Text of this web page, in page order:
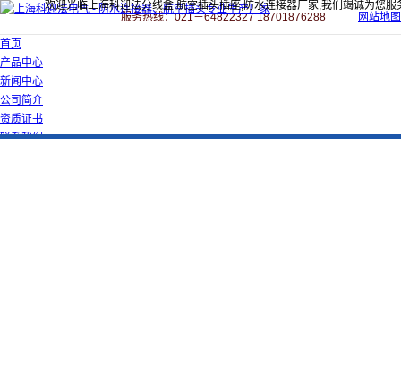
欢迎光临上海科迎法分线盒,航空插头插座,防水连接器厂家,我们竭诚为您服
服务热线：021－64822327 18701876288
网站地图
首页
产品中心
新闻中心
公司简介
资质证书
联系我们